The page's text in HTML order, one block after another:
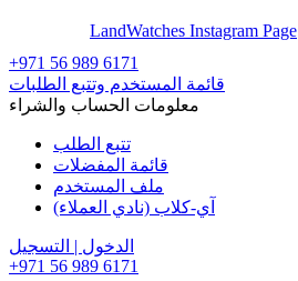
LandWatches Instagram Page
+971 56 989 6171
قائمة المستخدم وتتبع الطلبات
معلومات الحساب والشراء
تتبع الطلب
قائمة المفضلات
ملف المستخدم
آي-كلاب (نادي العملاء)
الدخول | التسجيل
+971 56 989 6171